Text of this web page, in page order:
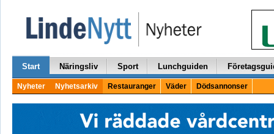
Start Näringsliv Sport Lunchguiden
Nyheter Nyhetsarkiv Restauranger Väder Dödsannonser